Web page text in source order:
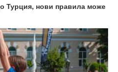
Турция, нови правила може